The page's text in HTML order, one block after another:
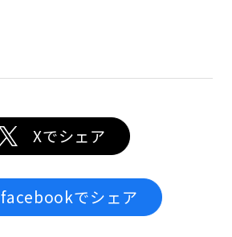
Xでシェア
facebookでシェア